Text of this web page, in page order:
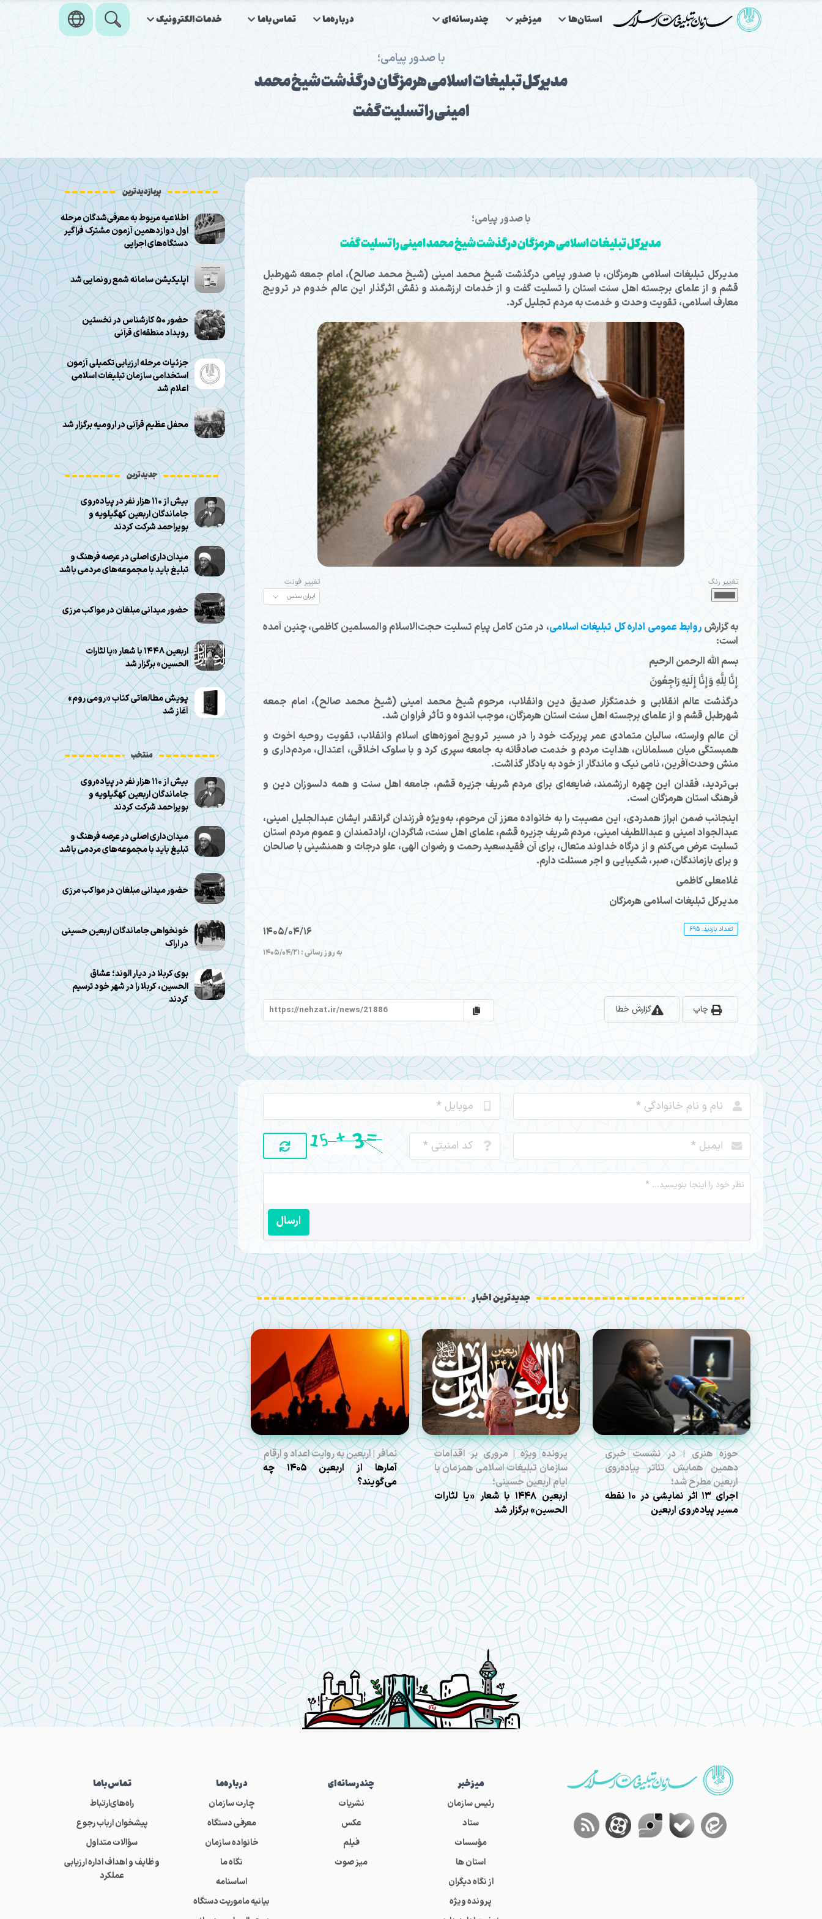
استان‌ها میزخبر چندرسانه‌ای درباره‌ما تماس‌باما خدمات‌الکترونیک
با صدور پیامی؛
مدیرکل تبلیغات اسلامی هرمزگان درگذشت شیخ محمد
امینی را تسلیت گفت
با صدور پیامی؛
مدیرکل تبلیغات اسلامی هرمزگان درگذشت شیخ محمد امینی را تسلیت گفت
مدیرکل تبلیغات اسلامی هرمزگان، با صدور پیامی درگذشت شیخ محمد امینی (شیخ محمد صالح)، امام جمعه شهرطبل
قشم و از علمای برجسته اهل سنت استان را تسلیت گفت و از خدمات ارزشمند و نقش اثرگذار این عالم خدوم در ترویج
معارف اسلامی، تقویت وحدت و خدمت به مردم تجلیل کرد.
تغییر رنگ تغییر فونت
به گزارش روابط عمومی اداره کل تبلیغات اسلامی، در متن کامل پیام تسلیت حجت‌الاسلام والمسلمین کاظمی، چنین آمده
است:
بسم الله الرحمن الرحیم
إِنَّا لِلَّهِ وَإِنَّا إِلَيْهِ رَاجِعُونَ
درگذشت عالم انقلابی و خدمتگزار صدیق دین وانقلاب، مرحوم شیخ محمد امینی (شیخ محمد صالح)، امام جمعه
شهرطبل قشم و از علمای برجسته اهل سنت استان هرمزگان، موجب اندوه و تأثر فراوان شد.
آن عالم وارسته، سالیان متمادی عمر پربرکت خود را در مسیر ترویج آموزه‌های اسلام وانقلاب، تقویت روحیه اخوت و
همبستگی میان مسلمانان، هدایت مردم و خدمت صادقانه به جامعه سپری کرد و با سلوک اخلاقی، اعتدال، مردم‌داری و
منش وحدت‌آفرین، نامی نیک و ماندگار از خود به یادگار گذاشت.
بی‌تردید، فقدان این چهره ارزشمند، ضایعه‌ای برای مردم شریف جزیره قشم، جامعه اهل سنت و همه دلسوزان دین و
فرهنگ استان هرمزگان است.
اینجانب ضمن ابراز همدردی، این مصیبت را به خانواده معزز آن مرحوم، به‌ویژه فرزندان گرانقدر ایشان عبدالجلیل امینی،
عبدالجواد امینی و عبداللطیف امینی، مردم شریف جزیره قشم، علمای اهل سنت، شاگردان، ارادتمندان و عموم مردم استان
تسلیت عرض می‌کنم و از درگاه خداوند متعال، برای آن فقیدسعید رحمت و رضوان الهی، علو درجات و همنشینی با صالحان
و برای بازماندگان، صبر، شکیبایی و اجر مسئلت دارم.
غلامعلی کاظمی
مدیرکل تبلیغات اسلامی هرمزگان
1405/04/16
به روز رسانی : 1405/04/21
تعداد بازدید: 695
گزارش خطا چاپ
ارسال
جدیدترین اخبار
حوزه هنری | در نشست خبری
دهمین همایش تئاتر پیاده‌روی
اربعین مطرح شد؛
اجرای ۱۳ اثر نمایشی در ۱۰ نقطه
مسیر پیاده‌روی اربعین
پرونده ویژه | مروری بر اقدامات
سازمان تبلیغات اسلامی همزمان با
ایام اربعین حسینی؛
اربعین ۱۴۴۸ با شعار «یا لثارات
الحسین» برگزار شد
نمافر | اربعین به روایت اعداد و ارقام
آمارها از اربعین ۱۴۰۵ چه
می‌گویند؟
پربازدیدترین
اطلاعیه مربوط به معرفی‌شدگان مرحله
اول دوازدهمین آزمون مشترک فراگیر
دستگاه‌های اجرایی
اپلیکیشن سامانه شمع رونمایی شد
حضور ۵۰ کارشناس در نخستین
رویداد منطقه‌ای قرآنی
جزئیات مرحله ارزیابی تکمیلی آزمون
استخدامی سازمان تبلیغات اسلامی
اعلام شد
محفل عظیم قرآنی در ارومیه برگزار شد
جدیدترین
بیش از ۱۱۰ هزار نفر در پیاده‌روی
جاماندگان اربعین کهگیلویه و
بویراحمد شرکت کردند
میدان‌داری اصلی در عرصه فرهنگ و
تبلیغ باید با مجموعه‌های مردمی باشد
حضور میدانی مبلغان در مواکب مرزی
اربعین ۱۴۴۸ با شعار «یا لثارات
الحسین» برگزار شد
پویش مطالعاتی کتاب «رومی روم»
آغاز شد
منتخب
بیش از ۱۱۰ هزار نفر در پیاده‌روی
جاماندگان اربعین کهگیلویه و
بویراحمد شرکت کردند
میدان‌داری اصلی در عرصه فرهنگ و
تبلیغ باید با مجموعه‌های مردمی باشد
حضور میدانی مبلغان در مواکب مرزی
خونخواهی جاماندگان اربعین حسینی
در اراک
بوی کربلا در دیار الوند؛ عشاق
الحسین، کربلا را در شهر خود ترسیم
کردند
میز‌خبر
رئیس سازمان
ستاد
مؤسسات
استان ها
از نگاه دیگران
پرونده ویژه
چندرسانه‌ای
نشریات
عکس
فیلم
میز صوت
درباره‌ما
چارت سازمان
معرفی دستگاه
خانواده سازمان
نگاه ما
اساسنامه
بیانیه ماموریت دستگاه
تماس‌باما
راه‌های‌ارتباط
پیشخوان ارباب رجوع
سؤالات متداول
وظایف و اهداف اداره ارزیابی
عملکرد